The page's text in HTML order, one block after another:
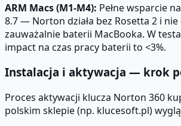
ARM Macs (M1-M4): Pełne wsparcie
8.7 — Norton działa bez Rosetta 2 i nie
zauważalnie baterii MacBooka. W
impact na czas pracy baterii to <3%.
Instalacja i aktywacja — krok
Proces aktywacji klucza Norton 360
polskim sklepie (np. klucesoft.pl)